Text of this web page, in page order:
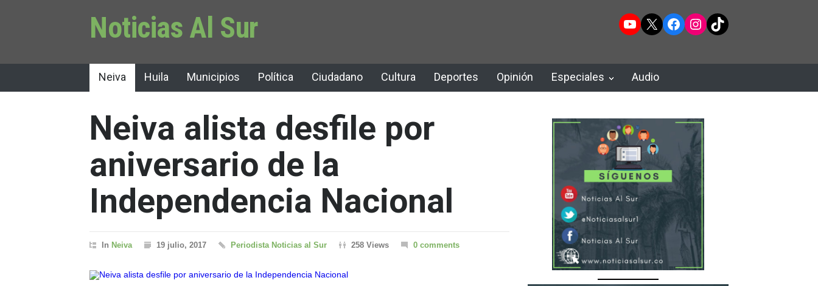
Noticias Al Sur YouTube
X Facebook
Instagram
TikTok
Neiva Huila Municipios Política Ciudadano Cultura Deportes Opinión Especiales Audio
Neiva alista desfile por
aniversario de la
Independencia Nacional
In Neiva 19 julio, 2017 Periodista Noticias al Sur 258 Views 0 comments